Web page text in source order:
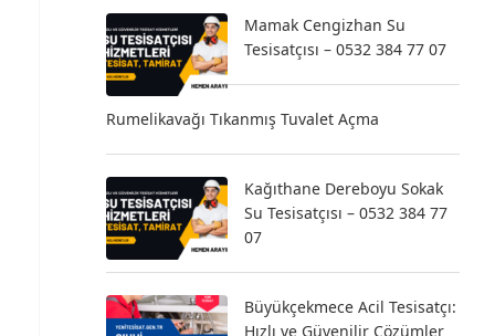
Mamak Cengizhan Su
Tesisatçısı – 0532 384 77 07
Rumelikavağı Tıkanmış Tuvalet Açma
Kağıthane Dereboyu Sokak
Su Tesisatçısı – 0532 384 77
07
Büyükçekmece Acil Tesisatçı:
Hızlı ve Güvenilir Çözümler